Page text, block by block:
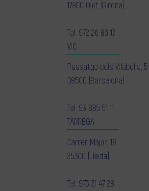
17800 Olot (Girona)
Tel. 972 26 86 17
VIC
Passatge dels Vilabella, 5
08500 (Barcelona)
Tel. 93 885 51 11
TÀRREGA
Carrer Major, 18
25300 (Lleida)
Tel. 973 31 47 28